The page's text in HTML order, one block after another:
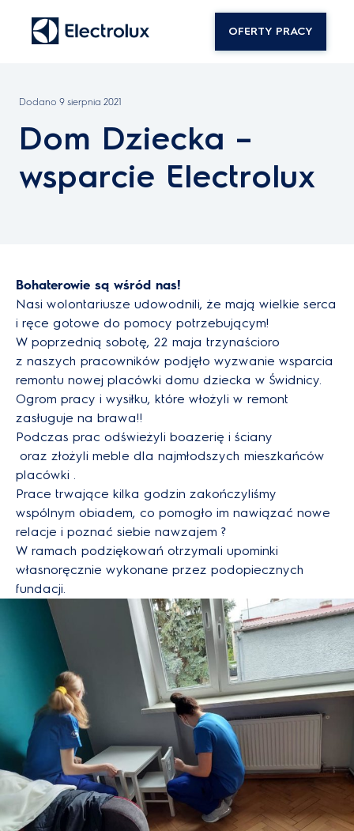
OFERTY PRACY
Dodano 9 sierpnia 2021
Dom Dziecka –
wsparcie Electrolux
Bohaterowie są wśród nas!
Nasi wolontariusze udowodnili, że mają wielkie serca
i ręce gotowe do pomocy potrzebującym!
W poprzednią sobotę, 22 maja trzynaścioro
z naszych pracowników podjęło wyzwanie wsparcia
remontu nowej placówki domu dziecka w Świdnicy.
Ogrom pracy i wysiłku, które włożyli w remont
zasługuje na brawa!!
Podczas prac odświeżyli boazerię i ściany
oraz złożyli meble dla najmłodszych mieszkańców
placówki .
Prace trwające kilka godzin zakończyliśmy
wspólnym obiadem, co pomogło im nawiązać nowe
relacje i poznać siebie nawzajem ?
W ramach podziękowań otrzymali upominki
własnoręcznie wykonane przez podopiecznych
fundacji.